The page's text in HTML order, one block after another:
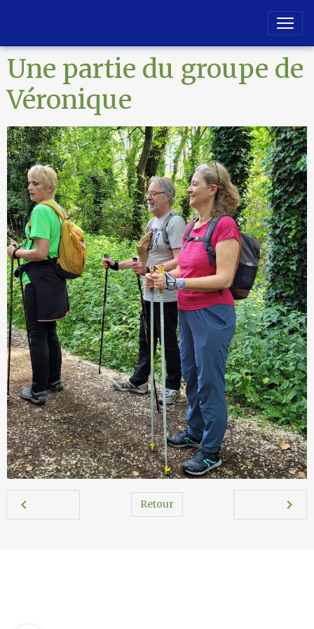
Une partie du groupe de
Véronique
Retour